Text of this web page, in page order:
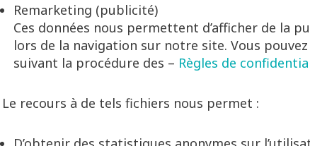
Remarketing (publicité)
Ces données nous permettent d’afficher de la
lors de la navigation sur notre site. Vous
suivant la procédure des – Règles de
Le recours à de tels fichiers nous permet :